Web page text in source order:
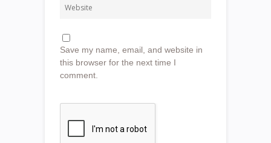
Save my name, email, and website in
this browser for the next time I
comment.